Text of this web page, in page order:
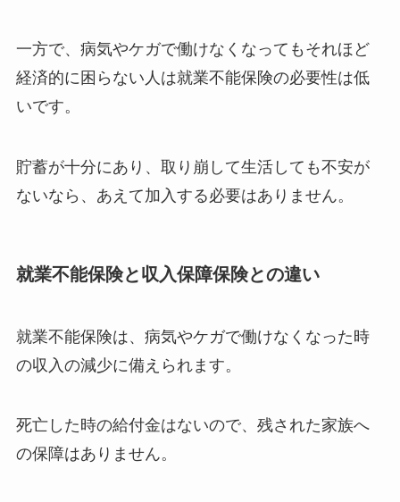
一方で、病気やケガで働けなくなってもそれほど
経済的に困らない人は就業不能保険の必要性は低
いです。
貯蓄が十分にあり、取り崩して生活しても不安が
ないなら、あえて加入する必要はありません。
就業不能保険と収入保障保険との違い
就業不能保険は、病気やケガで働けなくなった時
の収入の減少に備えられます。
死亡した時の給付金はないので、残された家族へ
の保障はありません。